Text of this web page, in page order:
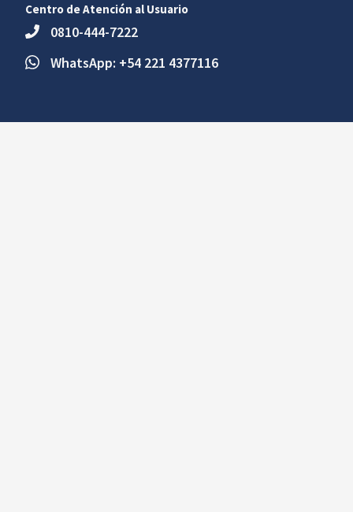
Centro de Atención al Usuario
0810-444-7222
WhatsApp: +54 221 4377116